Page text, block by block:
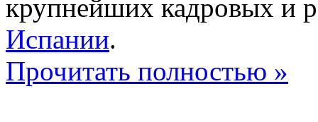
крупнейших кадровых и
Испании.
Прочитать полностью »